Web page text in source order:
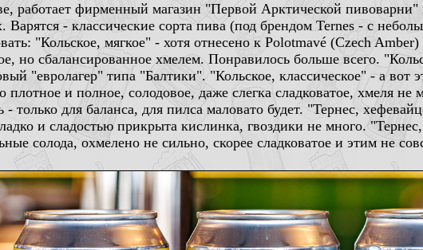
работает фирменный магазин "Первой Арктической
Варятся - классические сорта пива (под брендом Ternes - с
"Кольское, мягкое" - хотя отнесено к Polotmavé (Czech
но сбалансированное хмелем. Понравилось больше всего.
"евролагер" типа "Балтики". "Кольское, классическое" - а
плотное и полное, солодовое, даже слегка сладковатое, хмеля
- только для баланса, для пилса маловато будет. "Тернес,
и сладостью прикрыта кислинка, гвоздики не много.
солода, охмелено не сильно, скорее сладковатое и этим не